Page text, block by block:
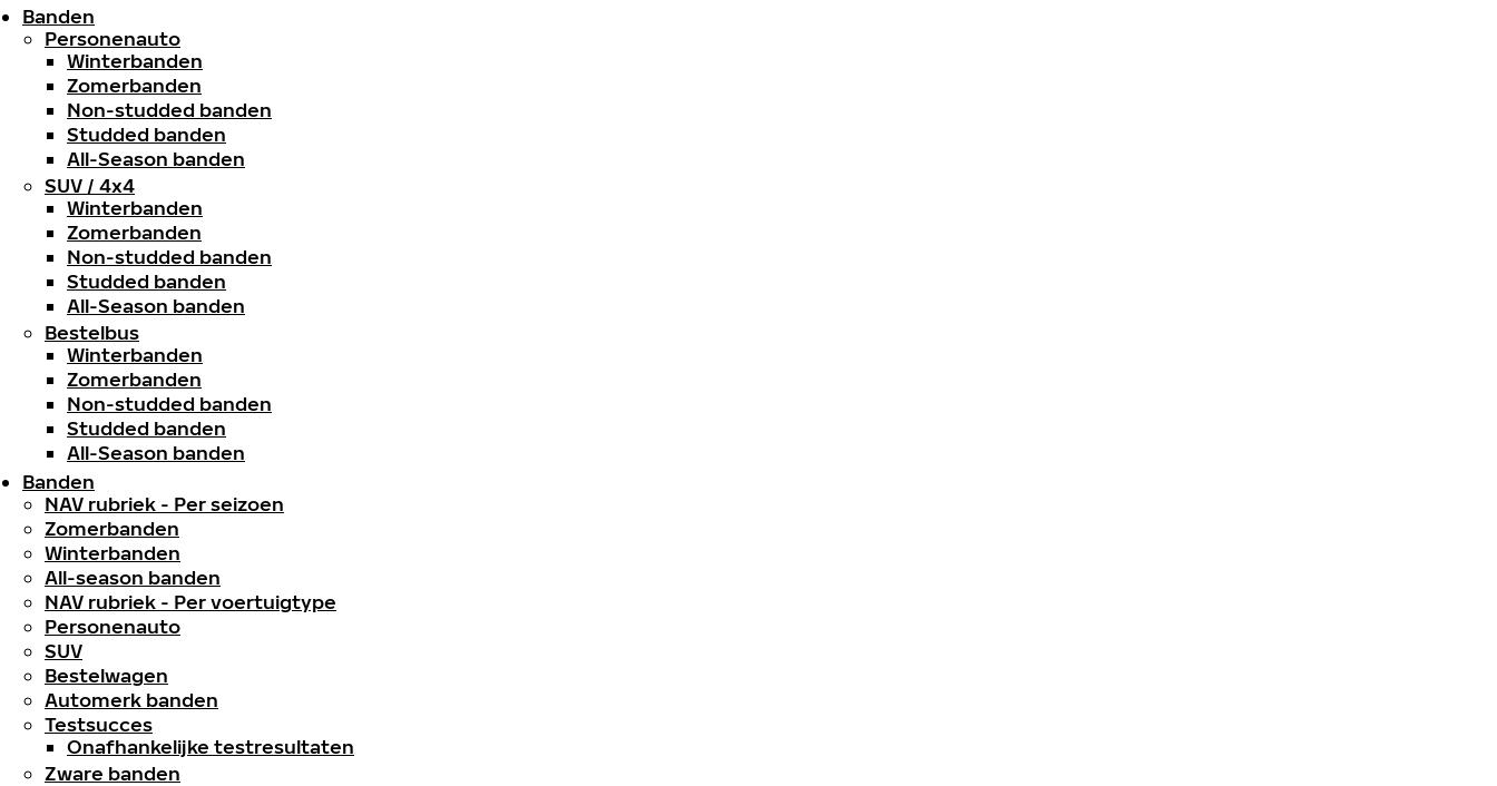
Banden
Personenauto
Winterbanden
Zomerbanden
Non-studded banden
Studded banden
All-Season banden
SUV / 4x4
Winterbanden
Zomerbanden
Non-studded banden
Studded banden
All-Season banden
Bestelbus
Winterbanden
Zomerbanden
Non-studded banden
Studded banden
All-Season banden
Banden
NAV rubriek - Per seizoen
Zomerbanden
Winterbanden
All-season banden
NAV rubriek - Per voertuigtype
Personenauto
SUV
Bestelwagen
Automerk banden
Testsucces
Onafhankelijke testresultaten
Zware banden